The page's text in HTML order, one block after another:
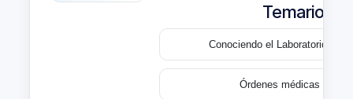
Temario
Conociendo el Laboratorio de
Órdenes médicas y